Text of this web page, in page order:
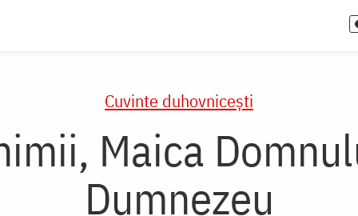
Cuvinte duhovnicești
Maica
Dumnezeu